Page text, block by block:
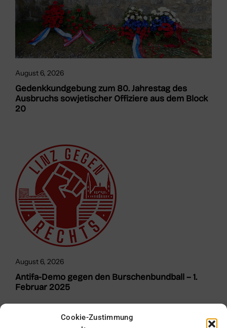
Cookie-Zustimmung
August 6, 2026
Gedenkkundgebung zum 80. Jahrestag des
Ausbruchs sowjetischer Offiziere aus dem Block
20
August 6, 2026
Antifa-Demo gegen den Burschenbundball – 1.
Februar 2025